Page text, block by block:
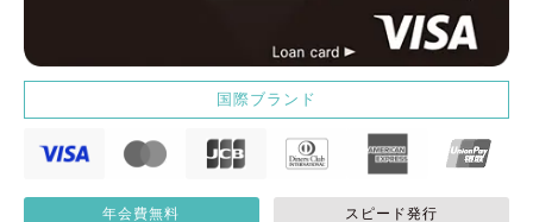
国際ブランド
年会費無料 スピード発行